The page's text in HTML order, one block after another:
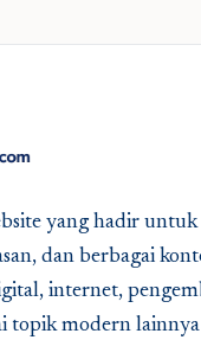
yang hadir untuk
dan berbagai
internet,
topik modern